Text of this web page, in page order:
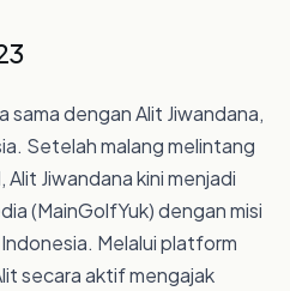
sama dengan Alit Jiwandana,
Setelah malang melintang
Jiwandana kini menjadi
(MainGolfYuk) dengan misi
Melalui platform
secara aktif mengajak